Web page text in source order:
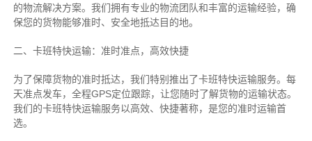
的物流解决方案。我们拥有专业的物流团队和丰富的运输经验，确
保您的货物能够准时、安全地抵达目的地。
二、卡班特快运输：准时准点，高效快捷
为了保障货物的准时抵达，我们特别推出了卡班特快运输服务。每
天准点发车，全程GPS定位跟踪，让您随时了解货物的运输状态。
我们的卡班特快运输服务以高效、快捷著称，是您的准时运输首
选。